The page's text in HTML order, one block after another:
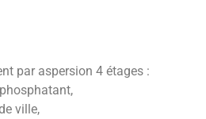
par aspersion 4 étages :
ville,